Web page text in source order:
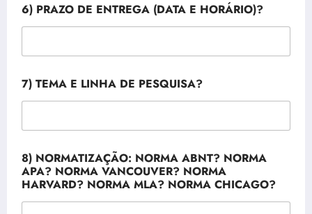
6) PRAZO DE ENTREGA (DATA E HORÁRIO)?
A
N
O
V
E
R
?
I
7) TEMA E LINHA DE PESQUISA?
8) NORMATIZAÇÃO: NORMA ABNT? NORMA
APA? NORMA VANCOUVER? NORMA
HARVARD? NORMA MLA? NORMA CHICAGO?